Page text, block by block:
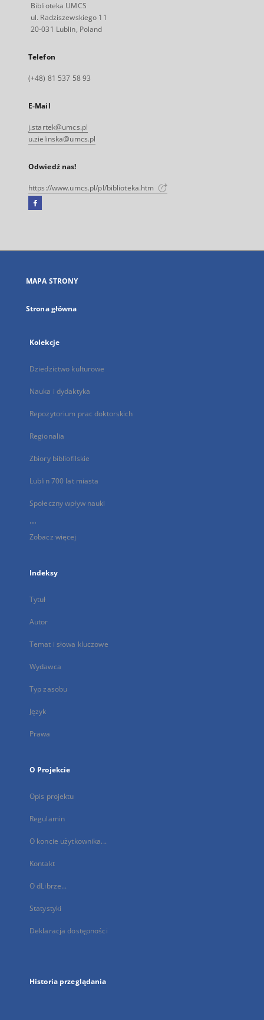
Biblioteka UMCS
ul. Radziszewskiego 11
20-031 Lublin, Poland
Telefon
(+48) 81 537 58 93
E-Mail
j.startek@umcs.pl
u.zielinska@umcs.pl
Odwiedź nas!
https://www.umcs.pl/pl/biblioteka.htm
Facebook
się
karcie
MAPA STRONY
Strona główna
Kolekcje
Dziedzictwo kulturowe
Nauka i dydaktyka
Repozytorium prac doktorskich
Regionalia
Zbiory bibliofilskie
Lublin 700 lat miasta
Społeczny wpływ nauki
...
Zobacz więcej
Indeksy
Tytuł
Autor
Temat i słowa kluczowe
Wydawca
Typ zasobu
Język
Prawa
O Projekcie
Opis projektu
Regulamin
O koncie użytkownika...
Kontakt
O dLibrze...
Statystyki
Deklaracja dostępności
Historia przeglądania